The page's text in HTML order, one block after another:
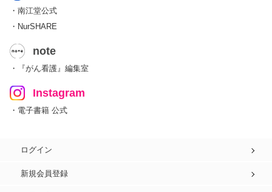
・南江堂公式
・NurSHARE
note
・『がん看護』編集室
Instagram
・電子書籍 公式
ログイン
新規会員登録